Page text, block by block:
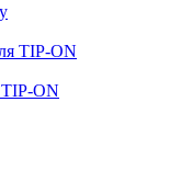
ON